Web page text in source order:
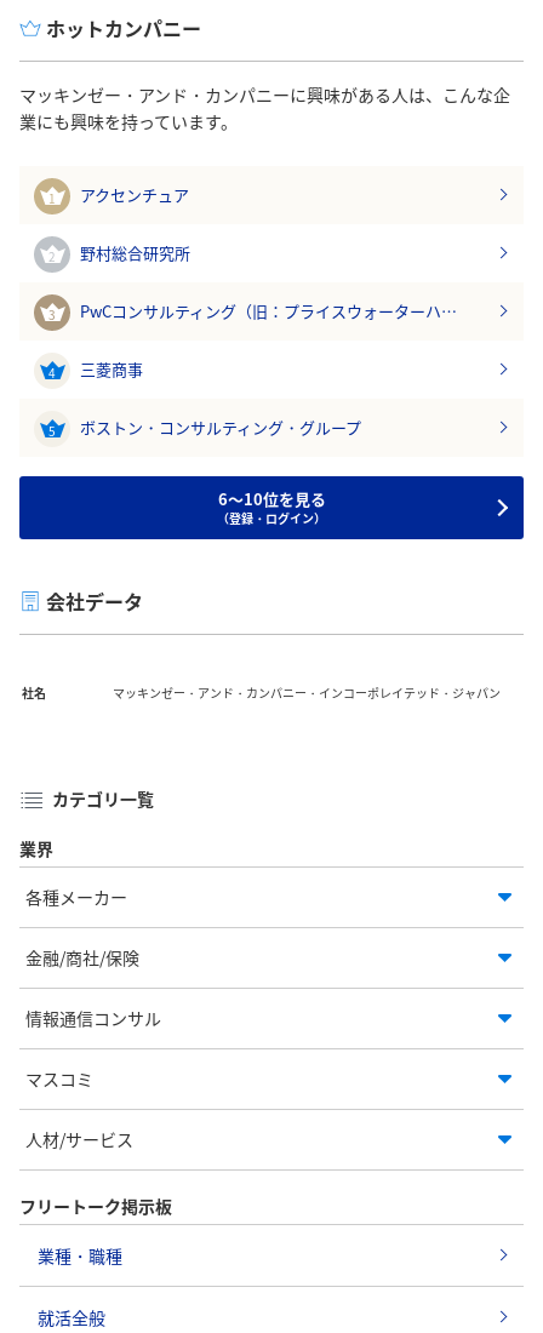
ホットカンパニー
マッキンゼー・アンド・カンパニーに興味がある人は、こんな企
業にも興味を持っています。
1 アクセンチュア
2 野村総合研究所
3 PwCコンサルティング（旧：プライスウォーターハ…
4 三菱商事
5 ボストン・コンサルティング・グループ
6～10位を見る
（登録・ログイン）
会社データ
社名 マッキンゼー・アンド・カンパニー・インコーポレイテッド・ジャパン
カテゴリ一覧
業界
各種メーカー
金融/商社/保険
情報通信コンサル
マスコミ
人材/サービス
フリートーク掲示板
業種・職種
就活全般